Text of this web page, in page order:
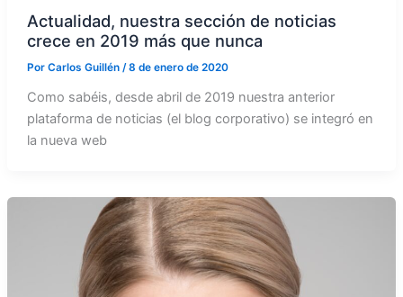
Actualidad, nuestra sección de noticias
crece en 2019 más que nunca
Por Carlos Guillén /8 de enero de 2020
Como sabéis, desde abril de 2019 nuestra anterior
plataforma de noticias (el blog corporativo) se integró en
la nueva web